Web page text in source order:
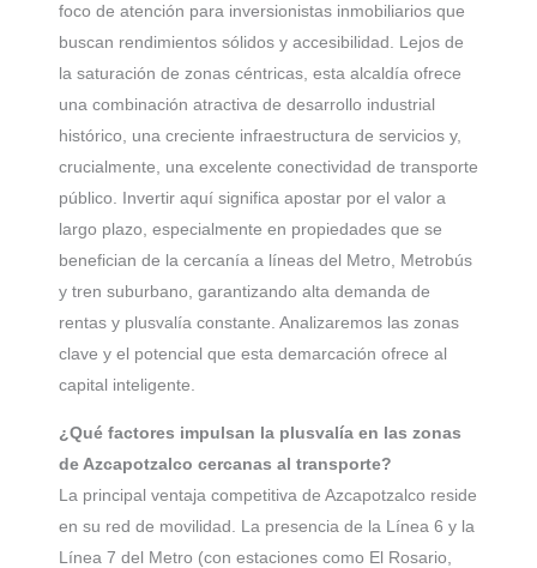
foco de atención para inversionistas inmobiliarios que
buscan rendimientos sólidos y accesibilidad. Lejos de
la saturación de zonas céntricas, esta alcaldía ofrece
una combinación atractiva de desarrollo industrial
histórico, una creciente infraestructura de servicios y,
crucialmente, una excelente conectividad de transporte
público. Invertir aquí significa apostar por el valor a
largo plazo, especialmente en propiedades que se
benefician de la cercanía a líneas del Metro, Metrobús
y tren suburbano, garantizando alta demanda de
rentas y plusvalía constante. Analizaremos las zonas
clave y el potencial que esta demarcación ofrece al
capital inteligente.
¿Qué factores impulsan la plusvalía en las zonas
de Azcapotzalco cercanas al transporte?
La principal ventaja competitiva de Azcapotzalco reside
en su red de movilidad. La presencia de la Línea 6 y la
Línea 7 del Metro (con estaciones como El Rosario,